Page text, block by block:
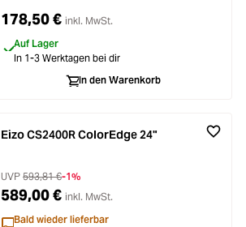
178,50 € inkl. MwSt.
Auf Lager
In 1-3 Werktagen bei dir
In den Warenkorb
Eizo CS2400R ColorEdge 24"
UVP 593,81 €-1%
589,00 € inkl. MwSt.
Bald wieder lieferbar